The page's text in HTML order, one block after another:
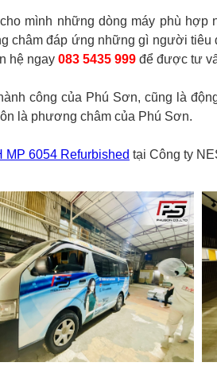
mình những dòng máy phù hợp
châm đáp ứng những gì người tiêu
hệ ngay 083 5435 999 để được tư
công của Phú Sơn, cũng là
là phương châm của Phú Sơn.
MP 6054 Refurbished tại Công ty